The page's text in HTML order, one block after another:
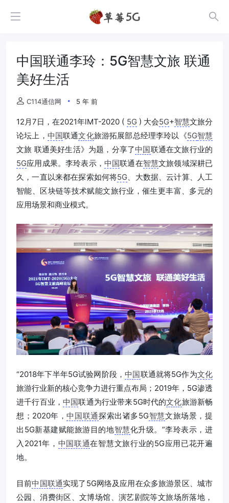
中国联通李玲：5G智慧文旅 联通
美好生活
C114通信网 5 年 前
12月7日，在2021年lMT-2020 ( 5G) 大会5G+智慧文旅分
论坛上， 中国联通文化旅游拓展部总经理李玲以《5G智慧
文旅 联通美好生活》为题，分享了中国联通在文旅行业的
5G应用成果。李玲表示， 中国联通在智慧文旅领域深耕已
久，一直以来都在探索如何将5G 、大数据、云计算、人工
智能、区块链等技术赋能文旅行业，催生更丰富、多元的
应用场景和商业模式。
“2018年下半年5G试验网阶段，中国联通就将5G作为文化
旅游行业新的核心竞争力进行重点布局；2019年，5G渗透
进千行百业， 中国联通为行业带来5G时代的文化旅游新畅
想；2020年，中国联通探索出诸多5G智慧文旅场景，提
出5G新基建赋能旅游目的地智慧化升级。”李玲表示，进
入2021年， 中国联通在智慧文旅行业的5G应用已花开遍
地。
目前中国联通实现了5G网络及应用在众多旅游景区、城市
公园、消费街区、文博场馆、演艺剧院等文旅场所落地，